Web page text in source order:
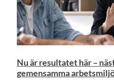
Nu är resultatet här –
gemensamma